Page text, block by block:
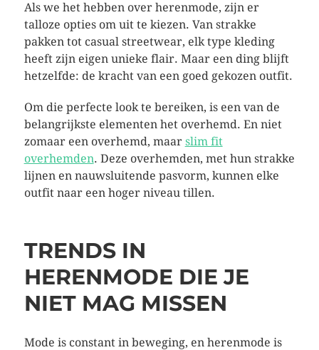
Als we het hebben over herenmode, zijn er
talloze opties om uit te kiezen. Van strakke
pakken tot casual streetwear, elk type kleding
heeft zijn eigen unieke flair. Maar een ding blijft
hetzelfde: de kracht van een goed gekozen outfit.
Om die perfecte look te bereiken, is een van de
belangrijkste elementen het overhemd. En niet
zomaar een overhemd, maar slim fit
overhemden. Deze overhemden, met hun strakke
lijnen en nauwsluitende pasvorm, kunnen elke
outfit naar een hoger niveau tillen.
TRENDS IN
HERENMODE DIE JE
NIET MAG MISSEN
Mode is constant in beweging, en herenmode is